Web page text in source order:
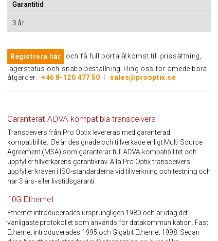
Garantitid
3 år
Registrera här
och få full portalåtkomst till prissättning,
lagerstatus och snabb beställning. Ring oss för omedelbara
åtgärder:
+46 8-120 477 50 sales@prooptix.se
Garanterat ADVA-kompatibla transceivers
Transceivers från Pro Optix levereras med garanterad
kompatibilitet. De är designade och tillverkade enligt Multi Source
Agreement (MSA) som garanterar full ADVA-kompatibilitet och
uppfyller tillverkarens garantikrav. Alla Pro Optix transceivers
uppfyller kraven i ISO-standarderna vid tillverkning och testning och
har 3 års- eller livstidsgaranti.
10G Ethernet
Ethernet introducerades ursprungligen 1980 och är idag det
vanligaste protokollet som används för datakommunikation. Fast
Ethernet introducerades 1995 och Gigabit Ethernet 1998. Sedan